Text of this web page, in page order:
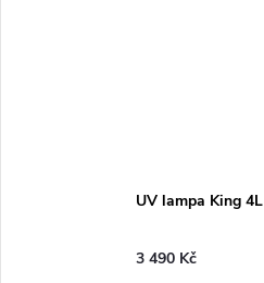
UV lampa King 4L
3 490 Kč